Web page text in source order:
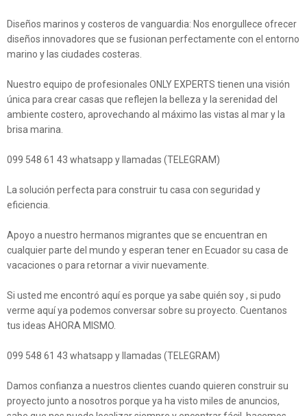
Diseños marinos y costeros de vanguardia: Nos enorgullece ofrecer
diseños innovadores que se fusionan perfectamente con el entorno
marino y las ciudades costeras.
Nuestro equipo de profesionales ONLY EXPERTS tienen una visión
única para crear casas que reflejen la belleza y la serenidad del
ambiente costero, aprovechando al máximo las vistas al mar y la
brisa marina.
099 548 61 43 whatsapp y llamadas (TELEGRAM)
La solución perfecta para construir tu casa con seguridad y
eficiencia.
Apoyo a nuestro hermanos migrantes que se encuentran en
cualquier parte del mundo y esperan tener en Ecuador su casa de
vacaciones o para retornar a vivir nuevamente.
Si usted me encontró aquí es porque ya sabe quién soy , si pudo
verme aquí ya podemos conversar sobre su proyecto. Cuentanos
tus ideas AHORA MISMO.
099 548 61 43 whatsapp y llamadas (TELEGRAM)
Damos confianza a nuestros clientes cuando quieren construir su
proyecto junto a nosotros porque ya ha visto miles de anuncios,